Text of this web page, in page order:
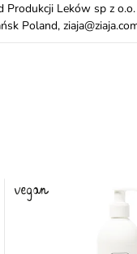
Produkcji Leków sp z
Poland,